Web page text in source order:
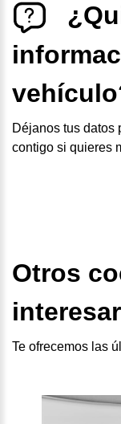
Déjanos tus datos
contigo si quieres
Otros
Te ofrecemos las